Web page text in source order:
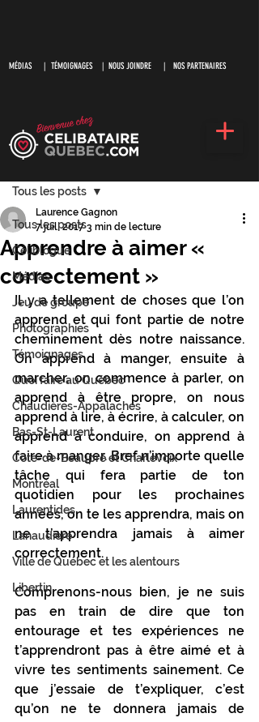
MÉDIAS| TÉMOIGNAGES | NOUS JOINDRE | NOS PARTENAIRES
Post
Tous les posts
Céliblogue
Médias
Jeu de groupe
Photographies
Témoignages
Quoi faire au Québec
Chaudières-Appalaches
Bas-St-Laurent
Côte-de-Beaupré et Charlevoix
Montréal
Laurentides
Lanaudière
Ville de Québec et les alentours
Libertin
Tous les posts
Apprendre à aimer «
correctement »
Laurence Gagnon
7 juil. 2017 3 min de lecture
Il y a tellement de choses que l’on
apprend et qui font partie de notre
cheminement dès notre naissance.
On apprend à manger, ensuite à
marcher, on commence à parler, on
apprend à être propre, on nous
apprend à lire, à écrire, à calculer, on
apprend à conduire, on apprend à
faire à manger. Bref n’importe quelle
tâche qui fera partie de ton
quotidien pour les prochaines
années, on te les apprendra, mais on
ne t’apprendra jamais à aimer
correctement.
Comprenons-nous bien, je ne suis
pas en train de dire que ton
entourage et tes expériences ne
t’apprendront pas à être aimé et à
vivre tes sentiments sainement. Ce
que j’essaie de t’expliquer, c’est
qu’on ne te donnera jamais de